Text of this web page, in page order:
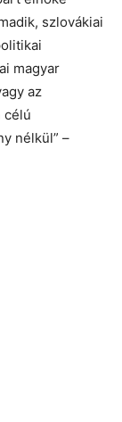
szlovákiai
magyar
az
célú
nélkül” –